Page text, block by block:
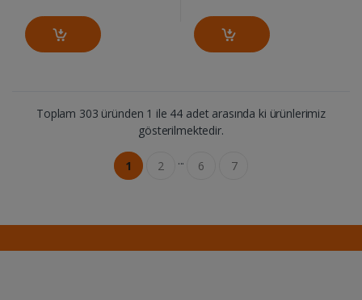
Toplam 303 üründen 1 ile 44 adet arasında ki ürünlerimiz
gösterilmektedir.
1 2 ... 6 7